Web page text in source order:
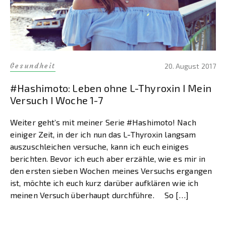
Gesundheit 20. August 2017
#Hashimoto: Leben ohne L-Thyroxin I Mein
Versuch I Woche 1-7
Weiter geht’s mit meiner Serie #Hashimoto! Nach
einiger Zeit, in der ich nun das L-Thyroxin langsam
auszuschleichen versuche, kann ich euch einiges
berichten. Bevor ich euch aber erzähle, wie es mir in
den ersten sieben Wochen meines Versuchs ergangen
ist, möchte ich euch kurz darüber aufklären wie ich
meinen Versuch überhaupt durchführe. So […]